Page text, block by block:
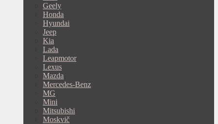
Geely
Honda
Hyundai
Jeep
Kia
Lada
Leapmotor
Lexus
Mazda
Mercedes-Benz
MG
Mini
Mitsubishi
Moskvič